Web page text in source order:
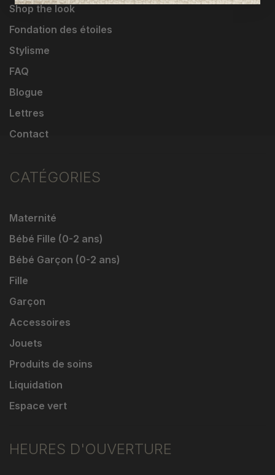
Shop the look
Fondation des étoiles
Stylisme
FAQ
Blogue
Lettres
Contact
CATÉGORIES
Maternité
Bébé Fille (0-2 ans)
Bébé Garçon (0-2 ans)
Fille
Garçon
Accessoires
Jouets
Produits de soins
Liquidation
Espace vert
HEURES D'OUVERTURE